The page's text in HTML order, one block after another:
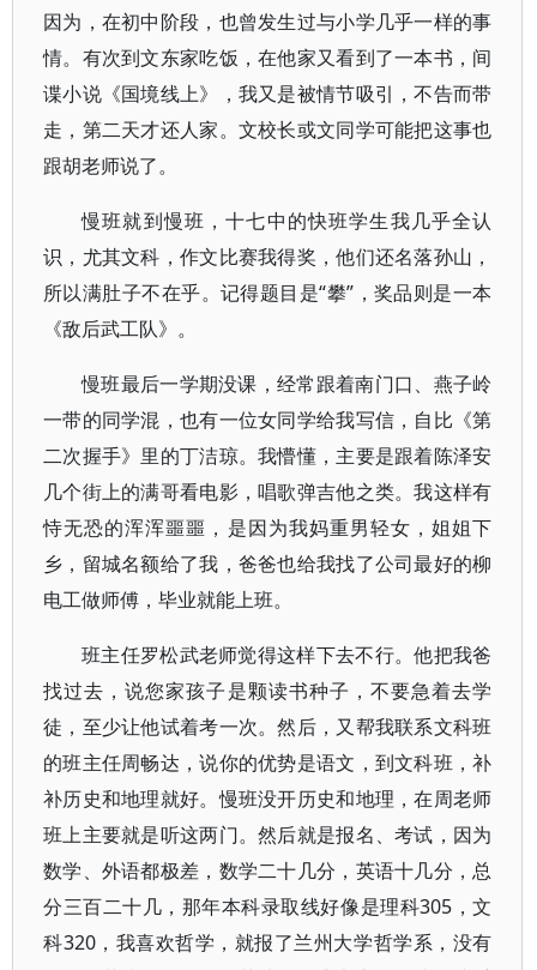
因为，在初中阶段，也曾发生过与小学几乎一样的事
情。有次到文东家吃饭，在他家又看到了一本书，间
谍小说《国境线上》，我又是被情节吸引，不告而带
走，第二天才还人家。文校长或文同学可能把这事也
跟胡老师说了。
慢班就到慢班，十七中的快班学生我几乎全认
识，尤其文科，作文比赛我得奖，他们还名落孙山，
所以满肚子不在乎。记得题目是“攀”，奖品则是一本
《敌后武工队》。
慢班最后一学期没课，经常跟着南门口、燕子岭
一带的同学混，也有一位女同学给我写信，自比《第
二次握手》里的丁洁琼。我懵懂，主要是跟着陈泽安
几个街上的满哥看电影，唱歌弹吉他之类。我这样有
恃无恐的浑浑噩噩，是因为我妈重男轻女，姐姐下
乡，留城名额给了我，爸爸也给我找了公司最好的柳
电工做师傅，毕业就能上班。
班主任罗松武老师觉得这样下去不行。他把我爸
找过去，说您家孩子是颗读书种子，不要急着去学
徒，至少让他试着考一次。然后，又帮我联系文科班
的班主任周畅达，说你的优势是语文，到文科班，补
补历史和地理就好。慢班没开历史和地理，在周老师
班上主要就是听这两门。然后就是报名、考试，因为
数学、外语都极差，数学二十几分，英语十几分，总
分三百二十几，那年本科录取线好像是理科305，文
科320，我喜欢哲学，就报了兰州大学哲学系，没有